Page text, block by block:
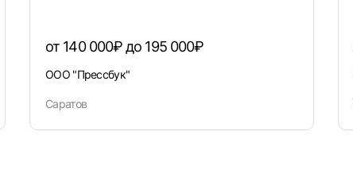
от 140 000₽ до 195 000₽
ООО "Прессбук"
Саратов